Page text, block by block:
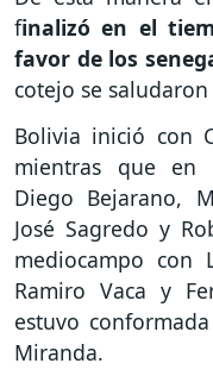
finalizó en el
favor de los
cotejo se
Bolivia inició con
mientras que en
Diego Bejarano,
José Sagredo y
mediocampo con
Ramiro Vaca y
estuvo
Miranda.